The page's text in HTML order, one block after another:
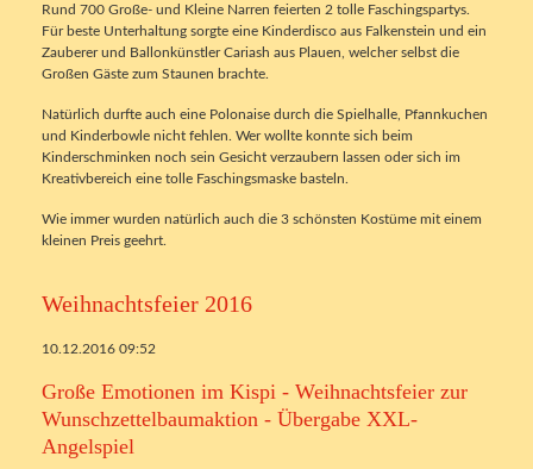
Rund 700 Große- und Kleine Narren feierten 2 tolle Faschingspartys.
Für beste Unterhaltung sorgte eine Kinderdisco aus Falkenstein und ein
Zauberer und Ballonkünstler Cariash aus Plauen, welcher selbst die
Großen Gäste zum Staunen brachte.
Natürlich durfte auch eine Polonaise durch die Spielhalle, Pfannkuchen
und Kinderbowle nicht fehlen. Wer wollte konnte sich beim
Kinderschminken noch sein Gesicht verzaubern lassen oder sich im
Kreativbereich eine tolle Faschingsmaske basteln.
Wie immer wurden natürlich auch die 3 schönsten Kostüme mit einem
kleinen Preis geehrt.
Weihnachtsfeier 2016
10.12.2016 09:52
Große Emotionen im Kispi - Weihnachtsfeier zur
Wunschzettelbaumaktion - Übergabe XXL-
Angelspiel